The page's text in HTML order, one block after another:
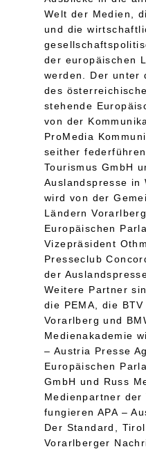
Welt der Medien,
und die
der europäischen
werden. Der unter
des
stehende
von der
ProMedia
seither
Tourismus GmbH
Auslandspresse in
wird von der
Ländern
Europäischen
Vizepräsident
Presseclub
der
Weitere Partner
die PEMA, die
Vorarlberg und
Medienakademie
– Austria Presse
Europäischen
GmbH und Russ
Medienpartner der
fungieren APA –
Der Standard,
Vorarlberger